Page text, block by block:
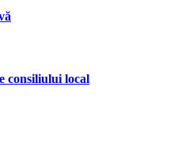
consiliului local